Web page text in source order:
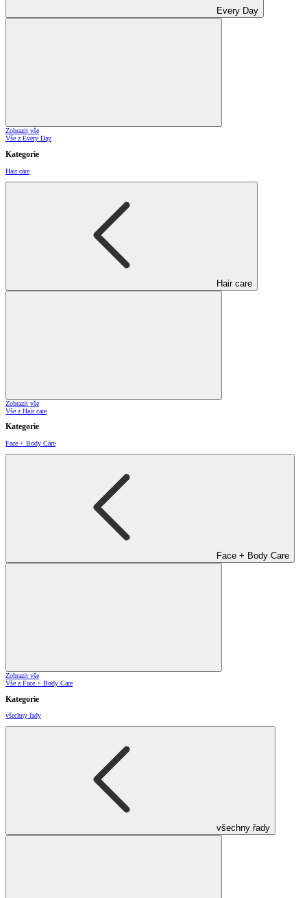
Every Day
Zobrazit vše
Vše z Every Day
Kategorie
Hair care
Hair care
Zobrazit vše
Vše z Hair care
Kategorie
Face + Body Care
Face + Body Care
Zobrazit vše
Vše z Face + Body Care
Kategorie
všechny řady
všechny řady